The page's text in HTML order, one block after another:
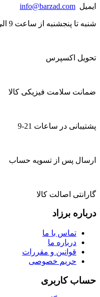
ایمیل info@barzad.com
شنبه تا پنجشنبه از ساعت 9 الی 21 پاسخگوی شما هستیم.
تحویل اکسپرس
ضمانت سلامت فیزیکی کالا
پشتیبانی در ساعات 21-9
ارسال پس از تسویه حساب
گارانتی اصالت کالا
درباره برزاد
تماس با ما
درباره ما
قوانین و مقررات
حریم خصوصی
حساب کاربری